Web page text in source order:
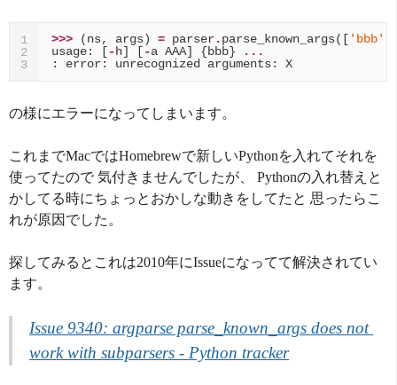
1
2
3
>>> (ns, args) = parser.parse_known_args([ 'bbb'
usage: [-h] [-a AAA] {bbb}
...
:
error: unrecognized arguments: X
の様にエラーになってしまいます。
これまでMacではHomebrewで新しいPythonを入れてそれを
使ってたので 気付きませんでしたが、 Pythonの入れ替えと
かしてる時にちょっとおかしな動きをしてたと 思ったらこ
れが原因でした。
探してみるとこれは2010年にIssueになってて解決されてい
ます。
Issue 9340: argparse parse_known_args does not
work with subparsers - Python tracker